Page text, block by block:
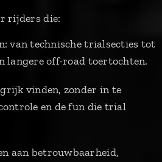
rijders die:
van technische trialsecties tot
langere off-road toertochten.
vinden, zonder in te
en de fun die trial
aan betrouwbaarheid,